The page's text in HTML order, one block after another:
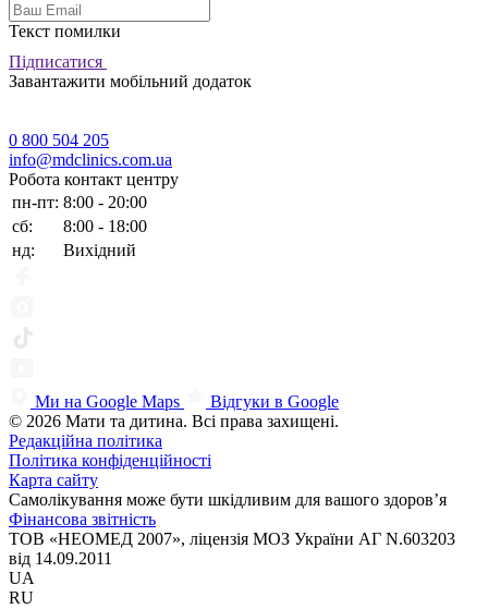
Текст помилки
Підписатися
Завантажити мобільний додаток
0 800 504 205
info@mdclinics.com.ua
Робота контакт центру
пн-пт: 8:00 - 20:00
сб:
8:00 - 18:00
нд:
Вихідний
Ми на Google Maps
Відгуки в Google
© 2026 Мати та дитина. Всі права захищені.
Редакційна політика
Політика конфіденційності
Карта сайту
Самолікування може бути шкідливим для вашого здоров’я
Фінансова звітність
ТОВ «НЕОМЕД 2007», ліцензія МОЗ України АГ N.603203
від 14.09.2011
UA
RU